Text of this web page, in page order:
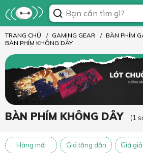
TRANG CHỦ GAMING GEAR
BÀN PHÍM
BÀN PHÍM KHÔNG DÂY
BÀN PHÍM KHÔNG DÂY (1
Hàng mới Giá tăng dần Giá